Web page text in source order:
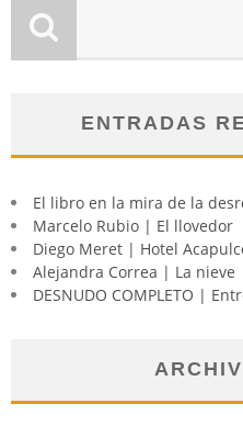
ENTRADAS
El libro en la mira de la
Marcelo Rubio | El llovedor
Diego Meret | Hotel
Alejandra Correa | La nieve
DESNUDO COMPLETO |